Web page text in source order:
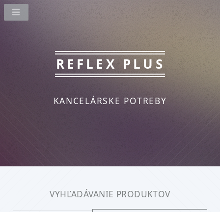
REFLEX PLUS
KANCELÁRSKE POTREBY
VYHĽADÁVANIE PRODUKTOV